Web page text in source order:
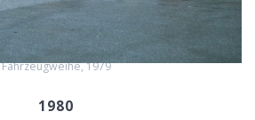
Fahrzeugweihe, 1979
1980